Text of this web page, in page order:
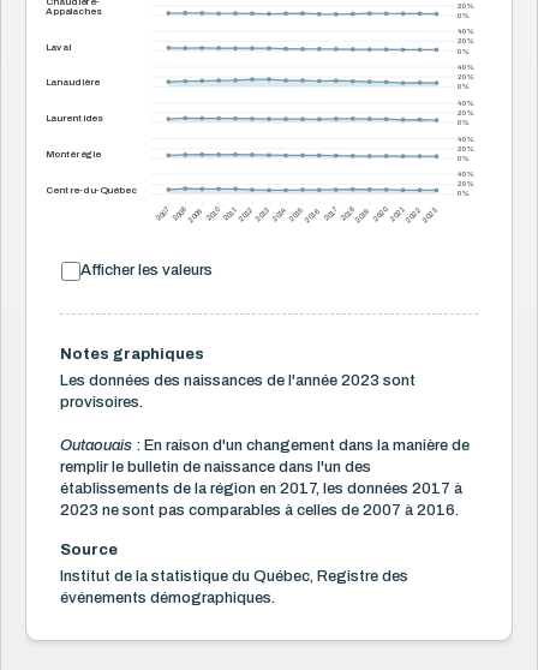
2007 20082009 2010201120122013201420152016 2017 20182019 2020202120222023
0 %
20 %
0 %
20 %
40 %
0 %
20 %
40 %
0 %
20 %
40 %
0 %
20 %
40 %
0 %
20 %
40 %
Appalaches
Laval
Lanaudière
Laurentides
Montérégie
Centre-du-Québec
Afficher les valeurs
Notes graphiques
Les données des naissances de l'année 2023 sont
provisoires.
Outaouais : En raison d'un changement dans la manière de
remplir le bulletin de naissance dans l'un des
établissements de la région en 2017, les données 2017 à
2023 ne sont pas comparables à celles de 2007 à 2016.
Source
Institut de la statistique du Québec, Registre des
événements démographiques.